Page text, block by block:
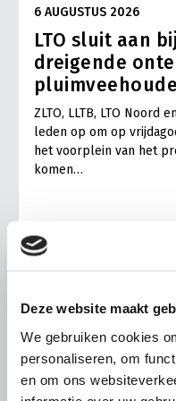
Deze website maakt
We gebruiken cookies
personaliseren, om
en om ons
6 AUGUSTUS 2026
LTO sluit aan
dreigende
ZLTO, LLTB, LTO Noord
leden op om op
het voorplein van het
komen…